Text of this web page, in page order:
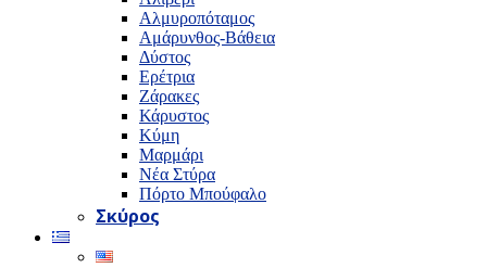
Αλμυροπόταμος
Αμάρυνθος-Βάθεια
Δύστος
Ερέτρια
Ζάρακες
Κάρυστος
Κύμη
Μαρμάρι
Νέα Στύρα
Πόρτο Μπούφαλο
Σκύρος